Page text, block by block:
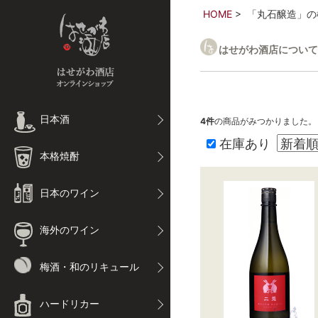
日本酒
本格焼酎
日本のワイン
海外のワイン
梅酒・和のリキュール
ハードリカー
HOME 「丸石醸造」
はせがわ酒店について
4件の商品がみつかりました。
在庫あり